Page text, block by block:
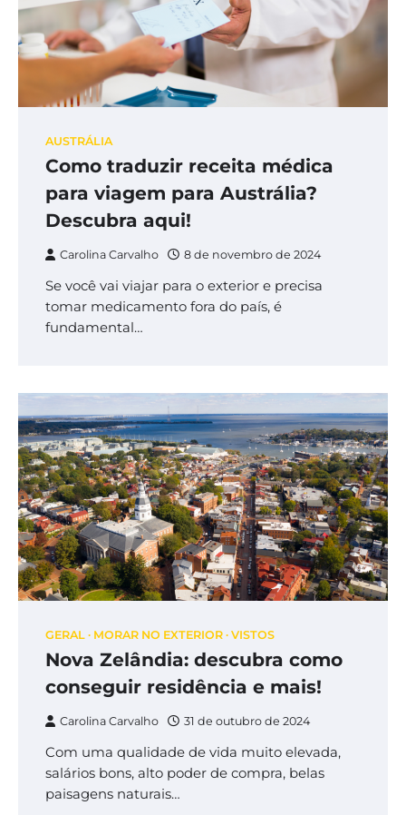
AUSTRÁLIA
Como traduzir receita médica
para viagem para Austrália?
Descubra aqui!
Carolina Carvalho 8 de novembro de 2024
Se você vai viajar para o exterior e precisa
tomar medicamento fora do país, é
fundamental…
GERAL MORAR NO EXTERIOR VISTOS
Nova Zelândia: descubra como
conseguir residência e mais!
Carolina Carvalho 31 de outubro de 2024
Com uma qualidade de vida muito elevada,
salários bons, alto poder de compra, belas
paisagens naturais…